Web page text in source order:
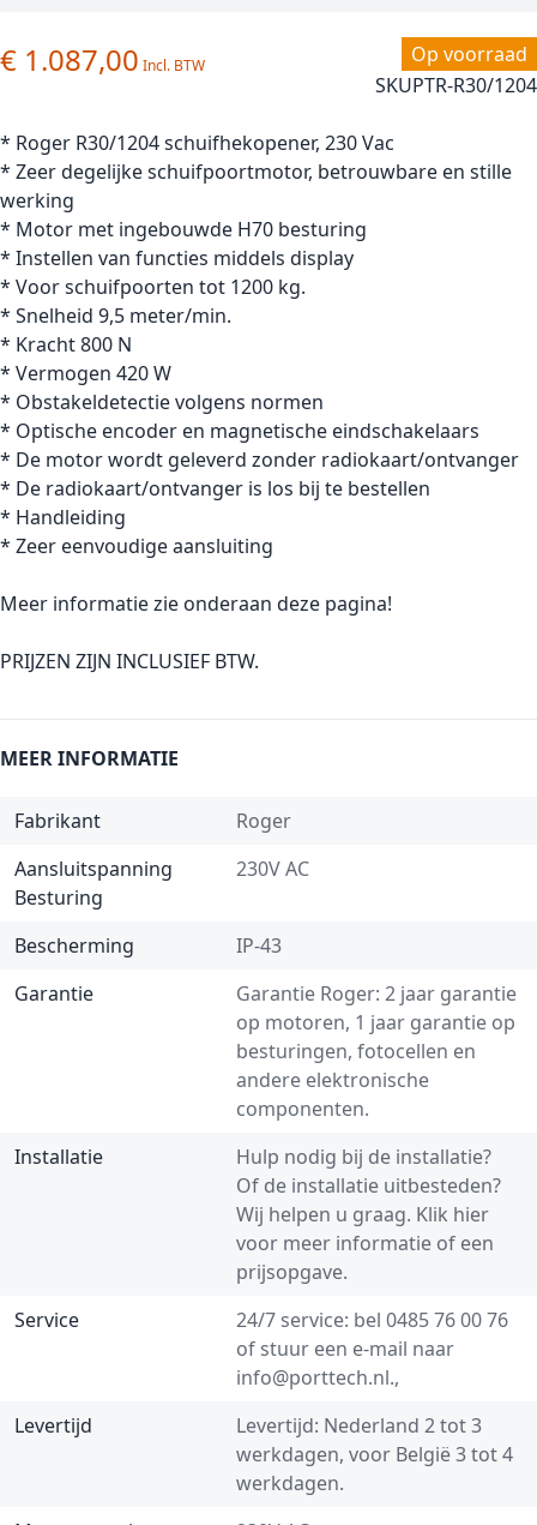
Op voorraad
SKUPTR-R30/1204
€ 1.087,00
* Roger R30/1204 schuifhekopener, 230 Vac
* Zeer degelijke schuifpoortmotor, betrouwbare en stille
werking
* Motor met ingebouwde H70 besturing
* Instellen van functies middels display
* Voor schuifpoorten tot 1200 kg.
* Snelheid 9,5 meter/min.
* Kracht 800 N
* Vermogen 420 W
* Obstakeldetectie volgens normen
* Optische encoder en magnetische eindschakelaars
* De motor wordt geleverd zonder radiokaart/ontvanger
* De radiokaart/ontvanger is los bij te bestellen
* Handleiding
* Zeer eenvoudige aansluiting
Meer informatie zie onderaan deze pagina!
PRIJZEN ZIJN INCLUSIEF BTW.
MEER INFORMATIE
Fabrikant
Roger
Aansluitspanning
Besturing
230V AC
Bescherming
IP-43
Garantie
Garantie Roger: 2 jaar garantie
op motoren, 1 jaar garantie op
besturingen, fotocellen en
andere elektronische
componenten.
Installatie
Hulp nodig bij de installatie?
Of de installatie uitbesteden?
Wij helpen u graag. Klik hier
voor meer informatie of een
prijsopgave.
Service
24/7 service: bel 0485 76 00 76
of stuur een e-mail naar
info@porttech.nl.,
Levertijd
Levertijd: Nederland 2 tot 3
werkdagen, voor België 3 tot 4
werkdagen.